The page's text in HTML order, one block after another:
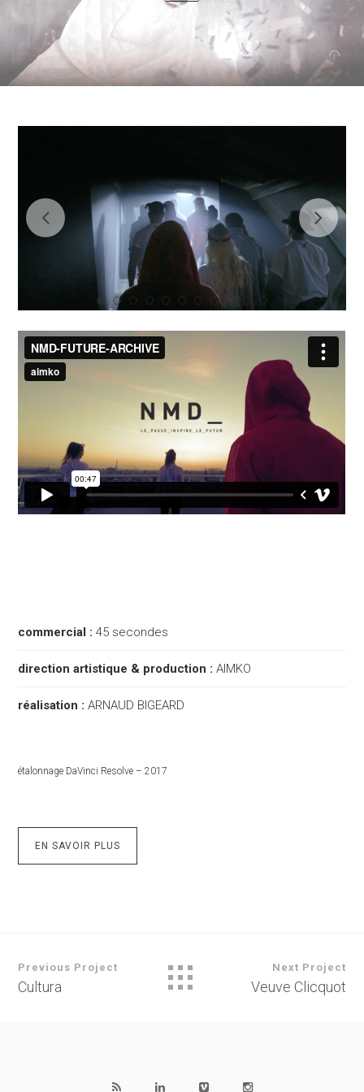
commercial :45 secondes
direction artistique & production :AIMKO
réalisation :ARNAUD BIGEARD
étalonnage DaVinci Resolve – 2017
EN SAVOIR PLUS
Previous Project
Cultura
Next Project
Veuve Clicquot